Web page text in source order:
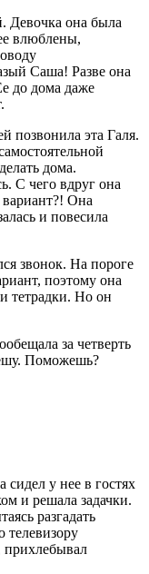
Девочка она была
влюблены,
Саша! Разве она
до дома даже
позвонила эта Галя.
дома.
С чего вдруг она
вариант?! Она
и повесила
звонок. На пороге
поэтому она
тетрадки. Но он
за четверть
Поможешь?
сидел у нее в гостях
и решала задачки.
разгадать
прихлебывал